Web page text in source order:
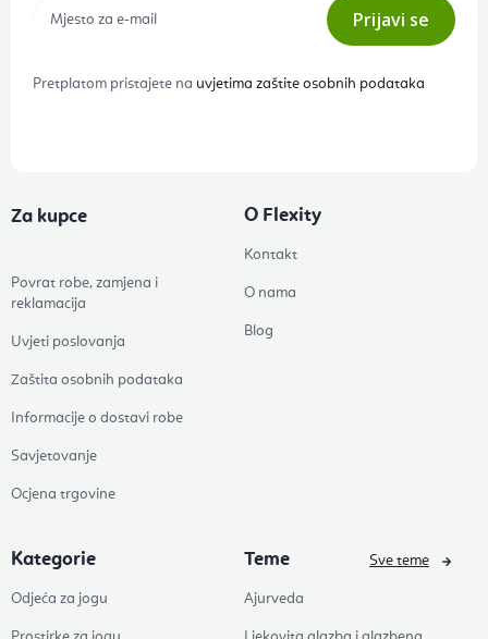
Prijavi se
Pretplatom pristajete na uvjetima zaštite osobnih podataka
Za kupce
Povrat robe, zamjena i
reklamacija
Uvjeti poslovanja
Zaštita osobnih podataka
Informacije o dostavi robe
Savjetovanje
Ocjena trgovine
O Flexity
Kontakt
O nama
Blog
Kategorie
Odjeća za jogu
Teme
Ajurveda
Sve teme